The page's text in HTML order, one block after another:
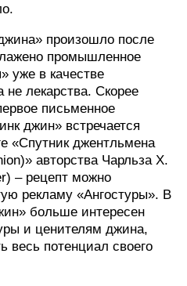
произошло после
промышленное
уже в качестве
не лекарства. Скорее
письменное
джин» встречается
«Спутник джентльмена
авторства Чарльза Х.
– рецепт можно
рекламу «Ангостуры». В
больше интересен
и ценителям джина,
потенциал своего